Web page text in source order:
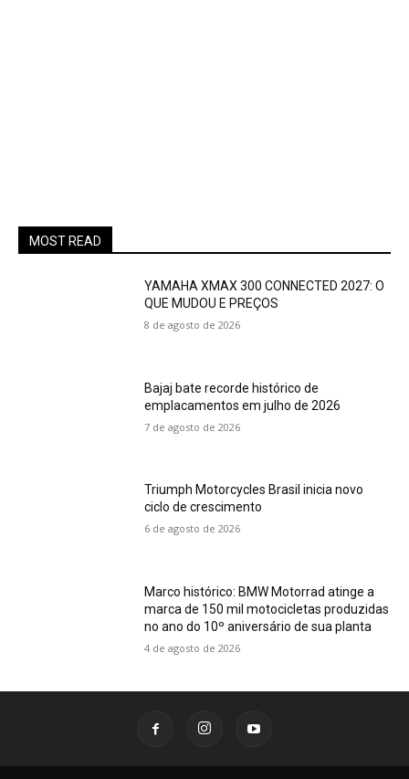
MOST READ
YAMAHA XMAX 300 CONNECTED 2027: O
QUE MUDOU E PREÇOS
8 de agosto de 2026
Bajaj bate recorde histórico de
emplacamentos em julho de 2026
7 de agosto de 2026
Triumph Motorcycles Brasil inicia novo
ciclo de crescimento
6 de agosto de 2026
Marco histórico: BMW Motorrad atinge a
marca de 150 mil motocicletas produzidas
no ano do 10º aniversário de sua planta
4 de agosto de 2026